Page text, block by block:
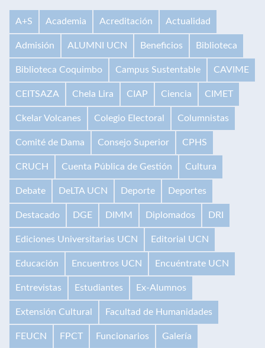
A+S Academia Acreditación Actualidad
Admisión ALUMNI UCN Beneficios Biblioteca
Biblioteca Coquimbo Campus Sustentable CAVIME
CEITSAZA Chela Lira CIAP Ciencia CIMET
Ckelar Volcanes Colegio Electoral Columnistas
Comité de Dama Consejo Superior CPHS
CRUCH Cuenta Pública de Gestión Cultura
Debate DeLTA UCN Deporte Deportes
Destacado DGE DIMM Diplomados DRI
Ediciones Universitarias UCN Editorial UCN
Educación Encuentros UCN Encuéntrate UCN
Entrevistas Estudiantes Ex-Alumnos
Extensión Cultural Facultad de Humanidades
FEUCN FPCT Funcionarios Galería